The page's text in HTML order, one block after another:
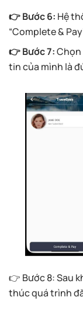
👉 Bước 6: Hệ
“Complete &
👉 Bước 7:Chọn
tin của mình là
👉 Bước 8: Sau
thúc quá trình